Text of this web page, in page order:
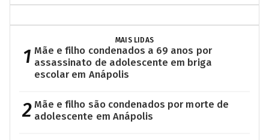
MAIS LIDAS
1 Mãe e filho condenados a 69 anos por
assassinato de adolescente em briga
escolar em Anápolis
2 Mãe e filho são condenados por morte de
adolescente em Anápolis